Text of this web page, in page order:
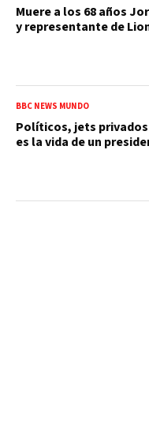
Muere a los 68 años
y representante de
BBC NEWS MUNDO
Políticos, jets
es la vida de un